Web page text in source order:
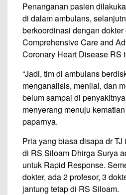
Penanganan pasien
di dalam ambulans,
berkoordinasi dengan
Comprehensive Care and
Coronary Heart Disease RS
“Jadi, tim di ambulans
menganalisis, menilai, dan
belum sampai di
menyerang menuju
paparnya.
Pria yang biasa disapa dr
di RS Siloam Dhirga Surya
untuk Rapid Response.
dokter, ada 2 profesor, 3
jantung tetap di RS Siloam.